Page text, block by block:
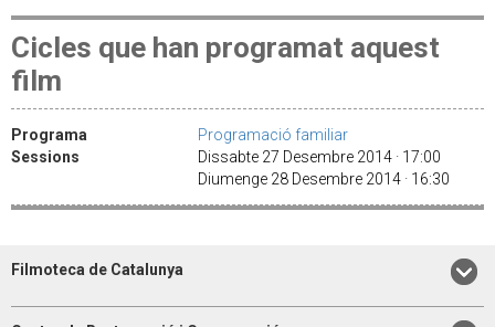
Cicles que han programat aquest
film
Programa
Programació familiar
Sessions
Dissabte 27 Desembre 2014 · 17:00
Diumenge 28 Desembre 2014 · 16:30
Filmoteca de Catalunya